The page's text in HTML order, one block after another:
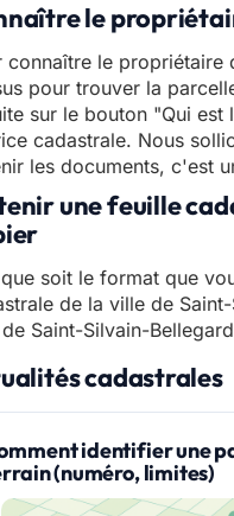
le
connaître le propriétaire
pour trouver la
sur le bouton "Qui
cadastrale. Nous
les documents, c'est
une feuille
soit le format que
de la ville de
Saint-Silvain-
cadastrales
identifier une
(numéro, limites)